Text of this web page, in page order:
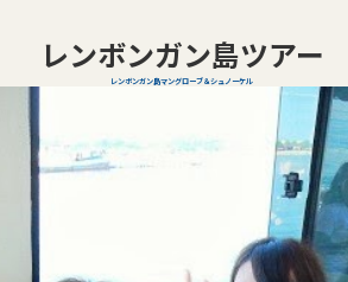
レンボンガン島ツアー
レンボンガン島マングローブ＆シュノーケル